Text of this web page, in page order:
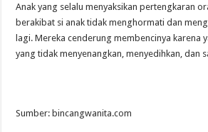
Anak yang selalu menyaksikan pertengkaran
berakibat si anak tidak menghormati dan
lagi. Mereka cenderung membencinya karena
yang tidak menyenangkan, menyedihkan, dan
Sumber: bincangwanita.com